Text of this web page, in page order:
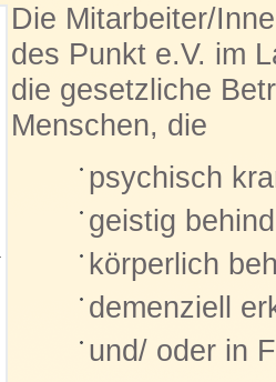
Die Mitarbeiter/
des Punkt e.V. im
die gesetzliche
Menschen, die
psychisch
geistig
körperlich
demenziell
und/ oder in